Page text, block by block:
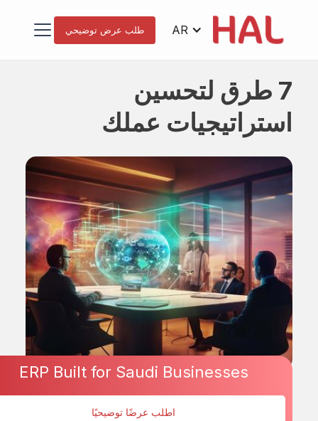
AR طلب عرض توضيحي
ERP Built for Saudi Businesses
اطلب عرضًا توضيحيًا
7 طرق لتحسين
استراتيجيات عملك
Mar 22, 2023